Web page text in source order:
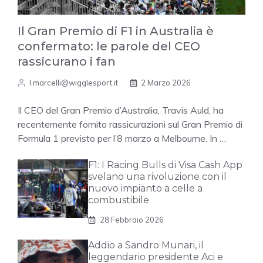
Il Gran Premio di F1 in Australia è
confermato: le parole del CEO
rassicurano i fan
l.marcelli@wigglesport.it 2 Marzo 2026
Il CEO del Gran Premio d’Australia, Travis Auld, ha
recentemente fornito rassicurazioni sul Gran Premio di
Formula 1 previsto per l’8 marzo a Melbourne. In …
F1: I Racing Bulls di Visa Cash App
svelano una rivoluzione con il
nuovo impianto a celle a
combustibile
28 Febbraio 2026
Addio a Sandro Munari, il
leggendario presidente Aci e